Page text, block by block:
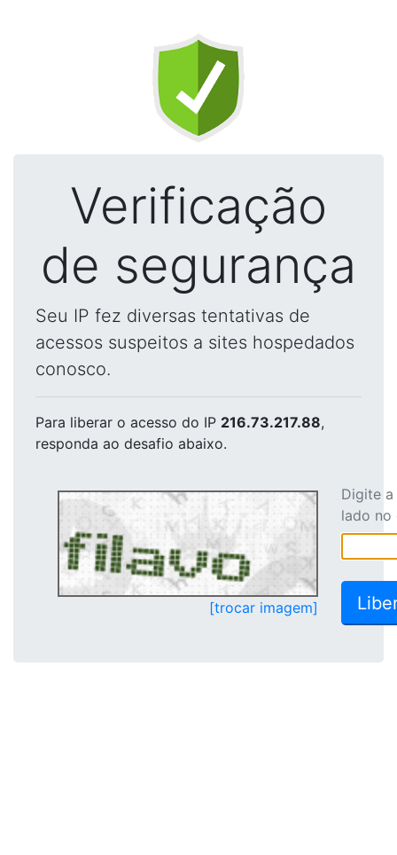
Verificação
de segurança
Seu IP fez diversas tentativas de
acessos suspeitos a sites hospedados
conosco.
Para liberar o acesso do IP 216.73.217.88,
responda ao desafio abaixo.
[trocar imagem]
Digite
lado no